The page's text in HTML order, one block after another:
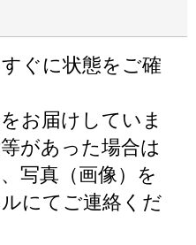
ぐに状態をご確
お届けしていま
があった場合は
写真（画像）を
にてご連絡くだ